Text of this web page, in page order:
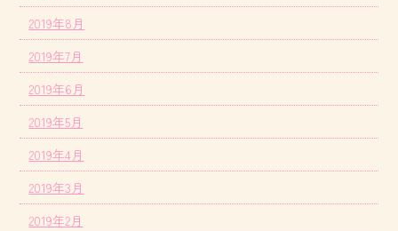
2019年8月
2019年7月
2019年6月
2019年5月
2019年4月
2019年3月
2019年2月